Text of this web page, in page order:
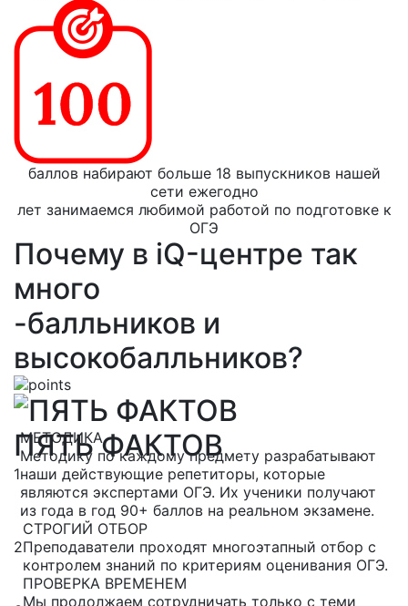
баллов набирают больше 18 выпускников нашей
сети ежегодно
лет занимаемся любимой работой по подготовке к
ОГЭ
Почему в iQ-центре так
много
-балльников и
высокобалльников?
ПЯТЬ ФАКТОВ
1
МЕТОДИКА
Методику по каждому предмету разрабатывают
наши действующие репетиторы, которые
являются экспертами ОГЭ. Их ученики получают
из года в год 90+ баллов на реальном экзамене.
2
СТРОГИЙ ОТБОР
Преподаватели проходят многоэтапный отбор с
контролем знаний по критериям оценивания ОГЭ.
ПРОВЕРКА ВРЕМЕНЕМ
Мы продолжаем сотрудничать только с теми